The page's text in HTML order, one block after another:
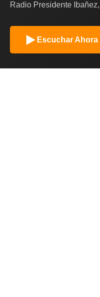
Radio Presidente
Escuchar Ahora